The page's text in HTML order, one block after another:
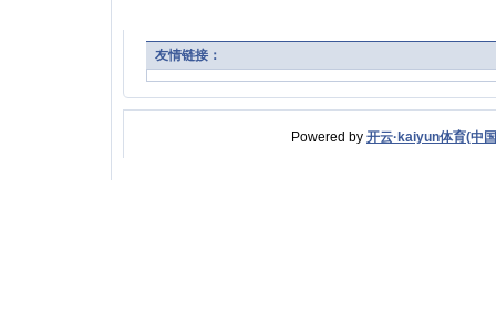
友情链接：
Powered by 开云·kaiyun体育(中